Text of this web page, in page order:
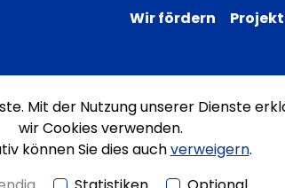
Wir fördern
Impressum Datenschutz
Mit der Nutzung unserer Dienste
wir Cookies verwenden.
können Sie dies auchverweigern.